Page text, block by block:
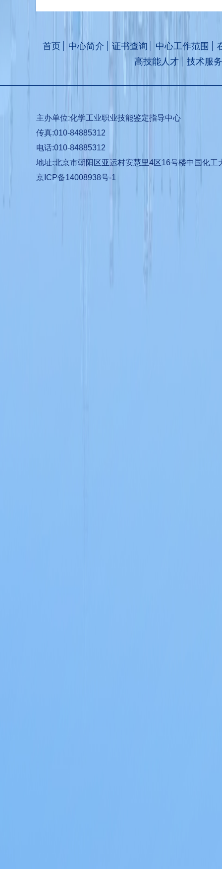
首页 中心简介 证书查询 中心工作范围
高技能人才
技术服务
主办单位:化学工业职业技能鉴定指导中心
传真:010-84885312
电话:010-84885312
地址:北京市朝阳区亚运村安慧里4区16号楼中国化工
京ICP备14008938号-1